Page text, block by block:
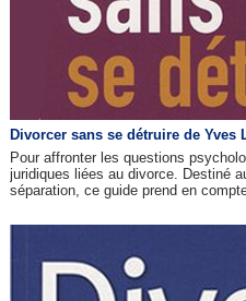
Divorcer sans se détruire de Yves
Pour affronter les questions
juridiques liées au divorce. Destiné
séparation, ce guide prend en